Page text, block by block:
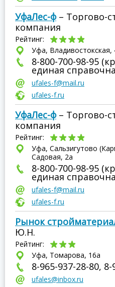
УфаЛес-ф– Торгово-
компания
Рейтинг:
Уфа, Владивостокская,
8-800-700-98-95
единая
ufales-f@mail.ru
ufales-f.ru
УфаЛес-ф– Торгово-
компания
Рейтинг:
Уфа, Сальзигутово
Садовая, 2а
8-800-700-98-95
единая
ufales-f@mail.ru
ufales-f.ru
Рынок
Ю.Н.
Рейтинг:
Уфа, Томарова, 16а
8-965-937-28-80,
ufales@inbox.ru